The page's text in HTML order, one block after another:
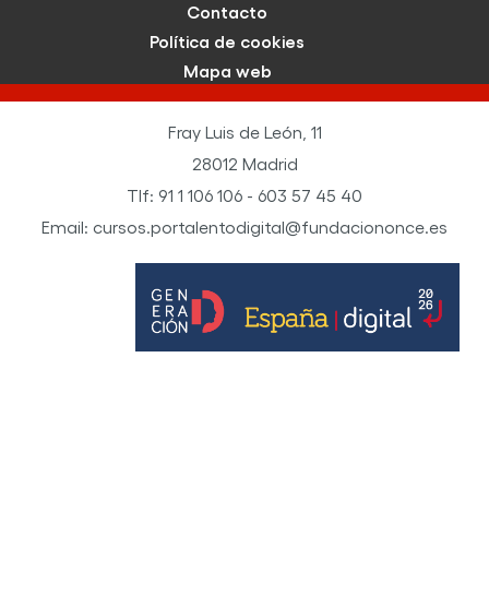
Contacto
Política de cookies
Mapa web
Fray Luis de León, 11
28012 Madrid
Tlf: 91 1 106 106 - 603 57 45 40
Email: cursos.portalentodigital@fundaciononce.es